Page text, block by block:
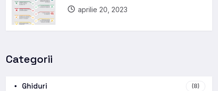
aprilie 20, 2023
Categorii
Ghiduri (8)